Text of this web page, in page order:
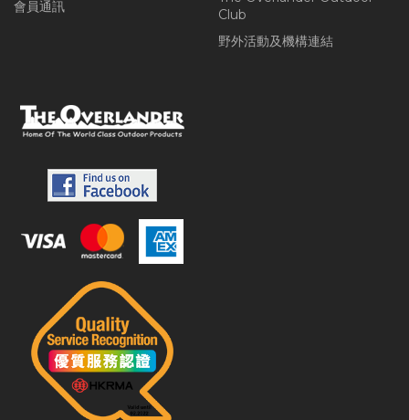
會員通訊
Club
野外活動及機構連結